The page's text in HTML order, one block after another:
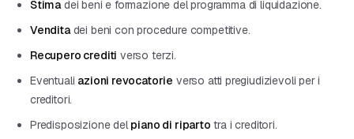
Stimadei beni e formazione del programma di liquidazione.
Venditadei beni con procedure competitive.
Recupero crediti verso terzi.
Eventuali azioni revocatorie verso atti pregiudizievoli per i
creditori.
Predisposizione delpiano di riparto tra i creditori.